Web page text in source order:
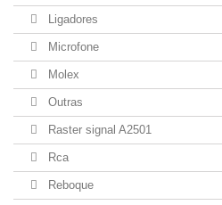
Ligadores
Microfone
Molex
Outras
Raster signal A2501
Rca
Reboque